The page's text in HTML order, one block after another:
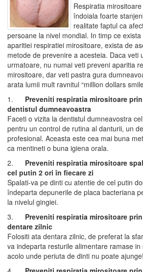
Respiratia
îndoiala foarte
realitate faptul ca
persoane la nivel mondial. In timp ce
aparitiei respiratiei mirositoare, exista de
metode de prevenire a acesteia. Daca veti
urmatoare, nu numai veti preveni aparitia
mirositoare, dar veti pastra gura
arata lumii mult ravnitul “million dollars
1.
Preveniti respiratia mirositoare
dentistul dumneavoastra
Faceti o vizita la dentistul dumneavostra
pentru un control de rutina al danturii, un
profesional. Aceasta este cea mai buna
ca mentineti o buna igiena orala.
2.
Preveniti respiratia mirositoare
cel putin 2 ori în fiecare zi
Spalati-va pe dinti cu atentie de cel putin
îndeparta depunerile de placa bacteriana
la nivelul gingiei.
3.
Preveniti respiratia mirositoare
dentare zilnic
Folositi ata dentara zilnic, de preferat la
va indeparta resturile alimentare ramase
acolo unde periuta de dinti nu poate ajunge!